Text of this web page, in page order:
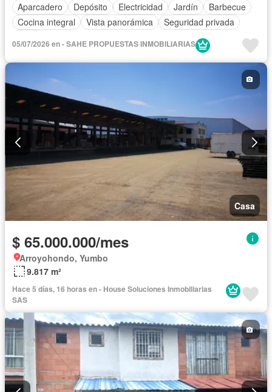
Aparcadero
Depósito Electricidad Jardín
Barbecue
Cocina integral
Vista panorámica
Seguridad privada
05/07/2026 en - SAHE PROPUESTAS INMOBILIARIAS
Casa
$ 65.000.000/mes
Arroyohondo, Yumbo
9.817 m²
Hace 5 días, 16 horas en - House Soluciones Inmobiliarias
SAS